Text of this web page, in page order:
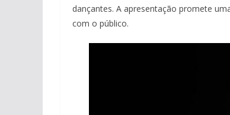
dançantes. A apresentação promete
com o público.